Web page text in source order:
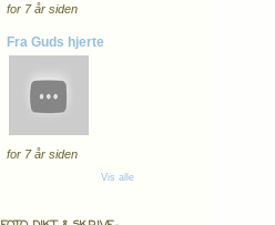
for 7 år siden
Fra Guds hjerte
for 7 år siden
Vis alle